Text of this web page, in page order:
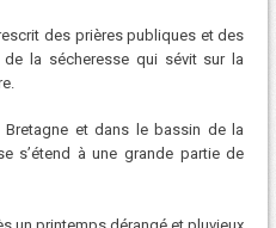
des prières publiques et des
la sécheresse qui sévit sur la
et dans le bassin de la
s’étend à une grande partie de